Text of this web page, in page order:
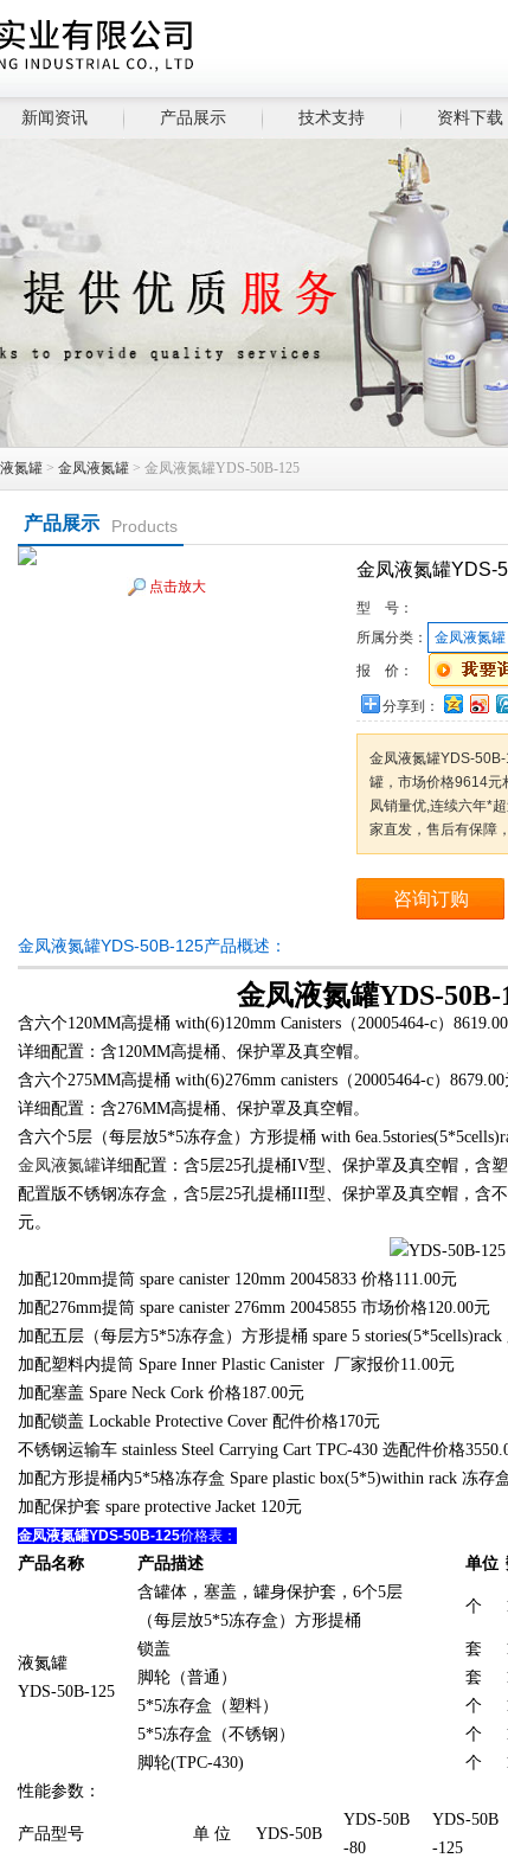
新闻资讯 产品展示 技术支持 资料下载
氮罐 > 金凤液氮罐 > 金凤液氮罐YDS-50B-125
产品展示 Products
点击放大
金凤液氮罐YDS-
型 号：
所属分类：
金凤液氮罐
报 价：
分享到：
金凤液氮罐YDS-
罐，市场价格9614元
凤销量优,连续六年*
家直发，售后有保障
咨询订购
金凤液氮罐YDS-50B-125产品概述：
金凤液氮罐YDS-50B-
含六个120MM高提桶 with(6)120mm Canisters（20005464-c）8619.00
详细配置：含120MM高提桶、保护罩及真空帽。
含六个275MM高提桶 with(6)276mm canisters（20005464-c）8679.00
详细配置：含276MM高提桶、保护罩及真空帽。
含六个5层（每层放5*5冻存盒）方形提桶 with
金凤液氮罐详细配置：含5层25孔提桶IV型、保护罩及真空帽，含
配置版不锈钢冻存盒，含5层25孔提桶III型、保护罩及真空帽，含
元。
加配120mm提筒 spare canister 120mm 20045833 价格111.00元
加配276mm提筒 spare canister 276mm 20045855 市场价格120.00元
加配五层（每层方5*5冻存盒）方形提桶 spare 5
加配塑料内提筒 Spare Inner Plastic Canister 厂家报价11.00元
加配塞盖 Spare Neck Cork 价格187.00元
加配锁盖 Lockable Protective Cover 配件价格170元
不锈钢运输车 stainless Steel Carrying Cart TPC-430 选配件价格
加配方形提桶内5*5格冻存盒 Spare plastic box(5*5)within rack 冻存
加配保护套 spare protective Jacket 120元
金凤液氮罐YDS-50B-125价格表：
产品名称 产品描述 单位
液氮罐
YDS-50B-125
含罐体，塞盖，罐身保护套，6个5层
（每层放5*5冻存盒）方形提桶
个
锁盖 套
脚轮（普通）
套
5*5冻存盒（塑料）
个
5*5冻存盒（不锈钢）
个
脚轮(TPC-430)
个
性能参数：
产品型号 单 位 YDS-50B
YDS-50B
-80
YDS-50B
-125